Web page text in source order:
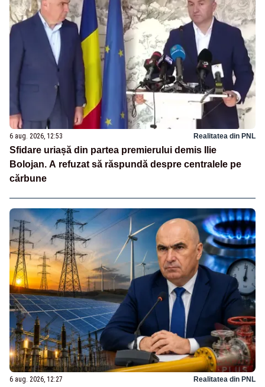
6 aug. 2026, 12:53 Realitatea din PNL
Sfidare uriașă din partea premierului demis Ilie
Bolojan. A refuzat să răspundă despre centralele pe
cărbune
6 aug. 2026, 12:27 Realitatea din PNL